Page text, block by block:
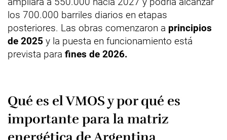
los 700.000 barriles diarios en etapas
posteriores. Las obras comenzaron a principios
de 2025 y la puesta en funcionamiento está
prevista para fines de 2026.
Qué es el VMOS y por qué es
importante para la matriz